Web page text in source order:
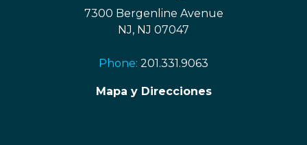
7300 Bergenline Avenue
NJ, NJ 07047
Phone: 201.331.9063
Mapa y Direcciones